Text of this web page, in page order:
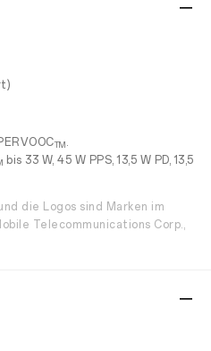
TM.
bis 33 W, 45 W PPS, 13,5 W PD, 13,5
die Logos sind Marken im
Telecommunications Corp.,